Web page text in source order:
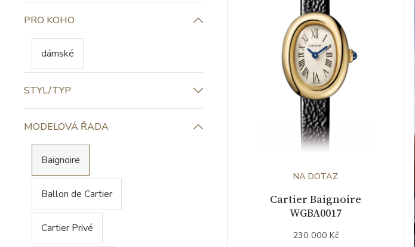
PRO KOHO
dámské
STYL/TYP
MODELOVÁ ŘADA
Baignoire
Ballon de Cartier
Cartier Privé
NA DOTAZ
Cartier Baignoire
WGBA0017
230 000 Kč